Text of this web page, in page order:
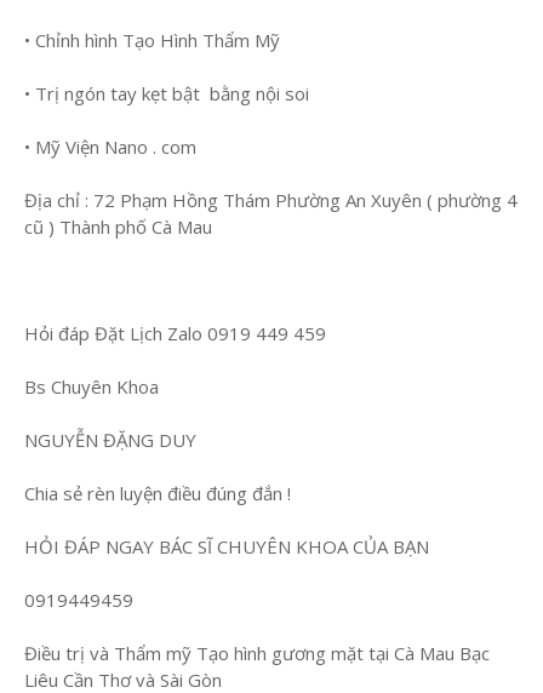
• Chỉnh hình Tạo Hình Thẩm Mỹ
• Trị ngón tay kẹt bật bằng nội soi
• Mỹ Viện Nano . com
Địa chỉ : 72 Phạm Hồng Thám Phường An Xuyên ( phường 4
cũ ) Thành phố Cà Mau
Hỏi đáp Đặt Lịch Zalo 0919 449 459
Bs Chuyên Khoa
NGUYỄN ĐẶNG DUY
Chia sẻ rèn luyện điều đúng đắn !
HỎI ĐÁP NGAY BÁC SĨ CHUYÊN KHOA CỦA BẠN
0919449459
Điều trị và Thẩm mỹ Tạo hình gương mặt tại Cà Mau Bạc
Liêu Cần Thơ và Sài Gòn